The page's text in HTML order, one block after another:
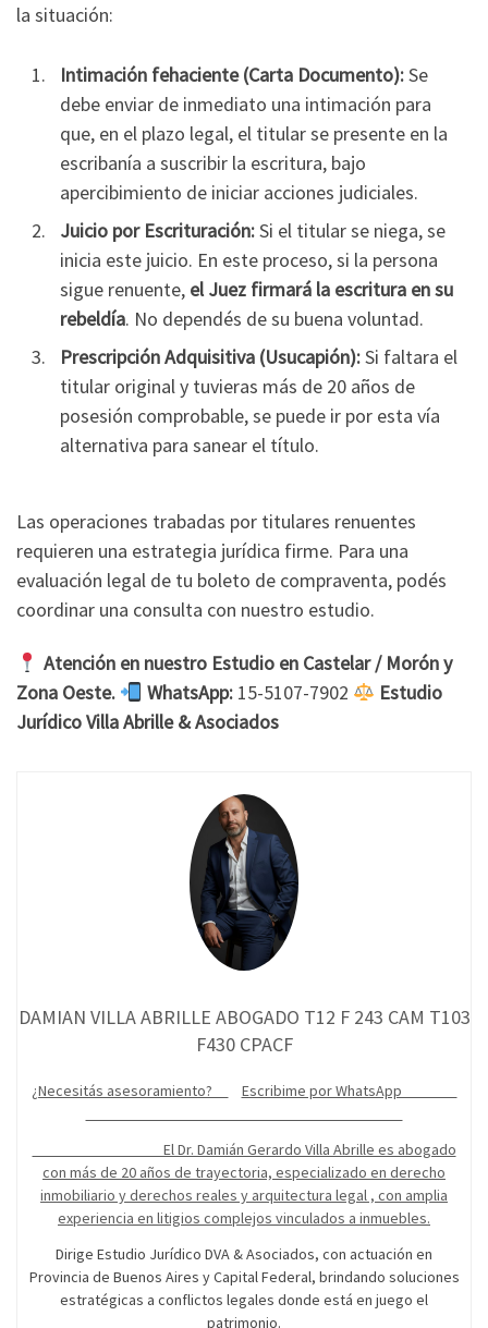
la situación:
Intimación fehaciente (Carta Documento):Se
debe enviar de inmediato una intimación para
que, en el plazo legal, el titular se presente en la
escribanía a suscribir la escritura, bajo
apercibimiento de iniciar acciones judiciales.
Juicio por Escrituración:Si el titular se niega, se
inicia este juicio. En este proceso, si la persona
sigue renuente, el Juez firmará la escritura en su
rebeldía. No dependés de su buena voluntad.
Prescripción Adquisitiva (Usucapión):Si faltara el
titular original y tuvieras más de 20 años de
posesión comprobable, se puede ir por esta vía
alternativa para sanear el título.
Las operaciones trabadas por titulares renuentes
requieren una estrategia jurídica firme. Para una
evaluación legal de tu boleto de compraventa, podés
coordinar una consulta con nuestro estudio.
Atención en nuestro Estudio en Castelar / Morón y
Zona Oeste.
WhatsApp:15-5107-7902
Estudio
Jurídico Villa Abrille & Asociados
DAMIAN VILLA ABRILLE ABOGADO T12 F 243 CAM T103
F430 CPACF
¿Necesitás asesoramiento? Escribime por WhatsApp
El Dr. Damián Gerardo Villa Abrille es abogado
con más de 20 años de trayectoria, especializado en derecho
inmobiliario y derechos reales y arquitectura legal , con amplia
experiencia en litigios complejos vinculados a inmuebles.
Dirige Estudio Jurídico DVA & Asociados, con actuación en
Provincia de Buenos Aires y Capital Federal, brindando soluciones
estratégicas a conflictos legales donde está en juego el
patrimonio.